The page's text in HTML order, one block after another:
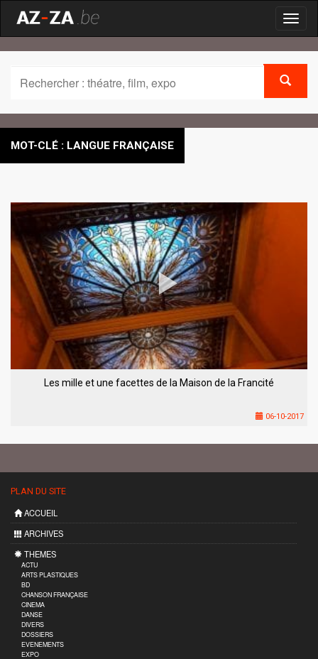
MOT-CLÉ : LANGUE FRANÇAISE
Les mille et une facettes de la Maison de la Francité
06-10-2017
PLAN DU SITE
ACCUEIL
ARCHIVES
THEMES
ACTU
ARTS PLASTIQUES
BD
CHANSON FRANÇAISE
CINEMA
DANSE
DIVERS
DOSSIERS
EVENEMENTS
EXPO